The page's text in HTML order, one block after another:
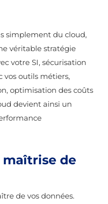
simplement du cloud,
véritable stratégie
votre SI, sécurisation
vos outils métiers,
optimisation des coûts
devient ainsi un
de
de vos données.